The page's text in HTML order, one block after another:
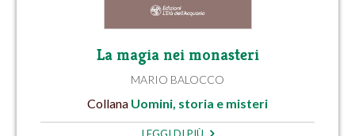
La magia nei monasteri
MARIO BALOCCO
Collana Uomini, storia e misteri
LEGGI DI PIÙ